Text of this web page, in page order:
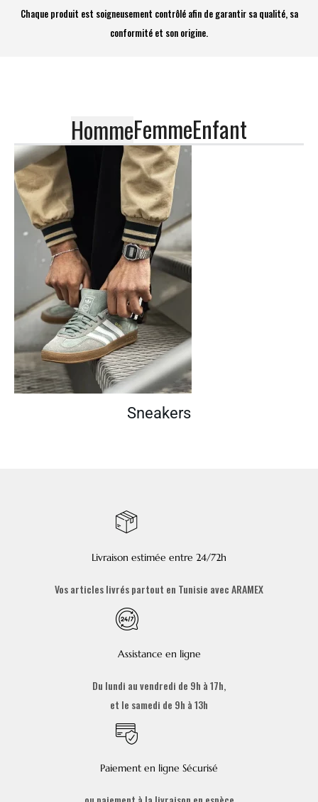
Chaque produit est soigneusement contrôlé afin de garantir sa qualité, sa
conformité et son origine.
HommeFemmeEnfant
Sneakers
Livraison estimée entre 24/72h
Vos articles livrés partout en Tunisie avec ARAMEX
Assistance en ligne
Du lundi au vendredi de 9h à 17h,
et le samedi de 9h à 13h
Paiement en ligne Sécurisé